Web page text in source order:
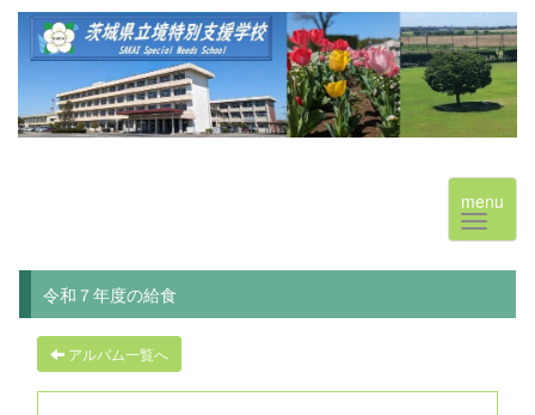
menu
令和７年度の給食
アルバム一覧へ